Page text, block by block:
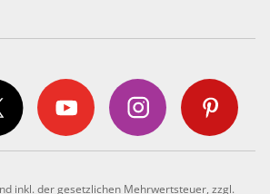
inkl. der gesetzlichen Mehrwertsteuer, zzgl.